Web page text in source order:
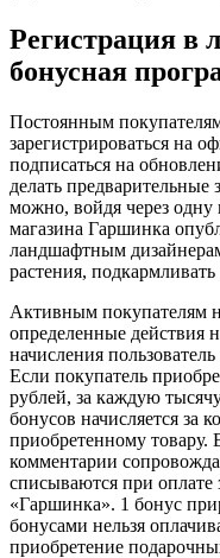
Регистрация в
бонусная
Постоянным
зарегистрироваться на
подписаться на
делать
можно, войдя через одну
магазина Гаршинка
ландшафтным
растения,
Активным покупателям
определенные действия
начисления
Если покупатель
рублей, за каждую
бонусов начисляется за
приобретенному товару.
комментарии
списываются при оплате
«Гаршинка». 1 бонус
бонусами нельзя
приобретение